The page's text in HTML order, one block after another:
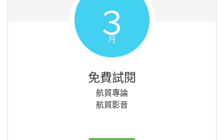
３
月
免費試閱
航貿專論
航貿影音